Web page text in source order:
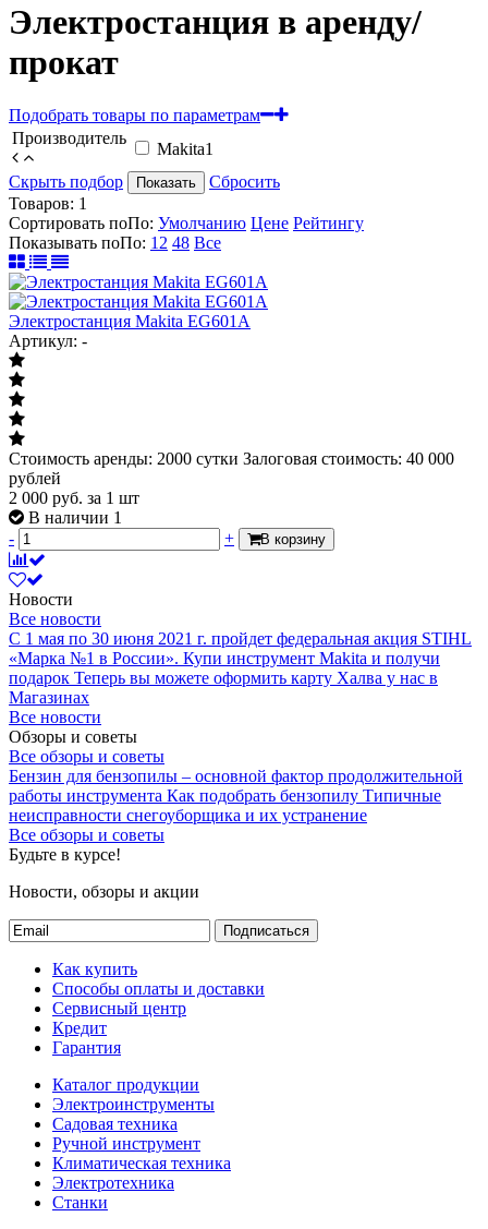
Электростанция в аренду/
прокат
Подобрать товары по параметрам
Производитель
Makita1
Скрыть подбор
Показать
Сбросить
Товаров: 1
Сортировать поПо: Умолчанию Цене Рейтингу
Показывать поПо: 12 48 Все
Электростанция Makita EG601A
Артикул: -
Стоимость аренды: 2000 сутки Залоговая стоимость: 40 000
рублей
2 000 руб. за 1 шт
В наличии 1
-
+ В корзину
Новости
Все новости
С 1 мая по 30 июня 2021 г. пройдет федеральная акция STIHL
«Марка №1 в России». Купи инструмент Makita и получи
подарок Теперь вы можете оформить карту Халва у нас в
Магазинах
Все новости
Обзоры и советы
Все обзоры и советы
Бензин для бензопилы – основной фактор продолжительной
работы инструмента Как подобрать бензопилу Типичные
неисправности снегоуборщика и их устранение
Все обзоры и советы
Будьте в курсе!
Новости, обзоры и акции
Подписаться
Как купить
Способы оплаты и доставки
Сервисный центр
Кредит
Гарантия
Каталог продукции
Электроинструменты
Садовая техника
Ручной инструмент
Климатическая техника
Электротехника
Станки